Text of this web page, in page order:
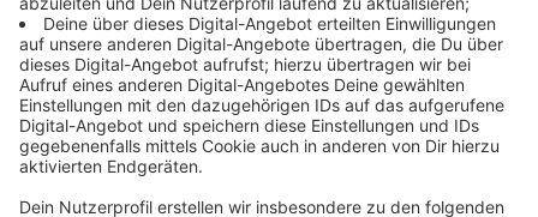
beim Kinderschutzbund bekommen.
Kinderschutzbund Leverkusen:
Website:www.dksb-leverkusen.de
Mail:info@dksb-leverkusen.de